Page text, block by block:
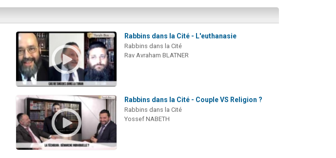
Rabbins dans la Cité - L'euthanasie
Rabbins dans la Cité
Rav Avraham BLATNER
Rabbins dans la Cité - Couple VS Religion ?
Rabbins dans la Cité
Yossef NABETH